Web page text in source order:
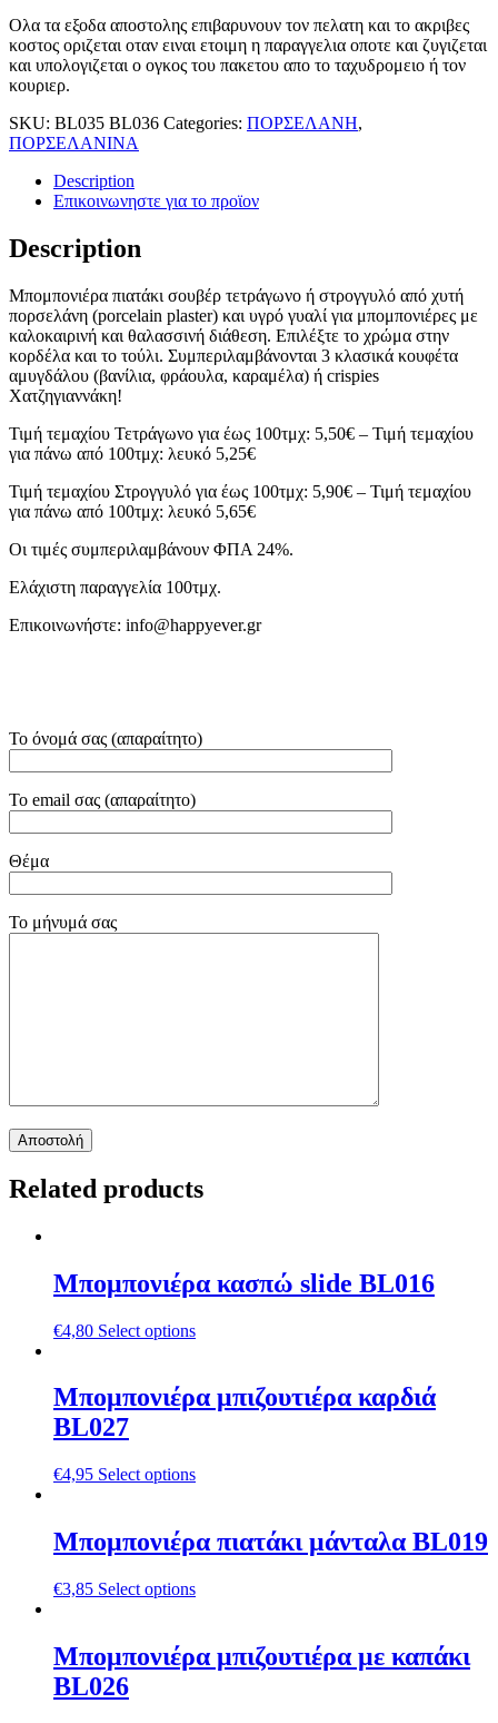
Ολα τα εξοδα αποστολης επιβαρυνουν τον πελατη και το ακριβες
κοστος οριζεται οταν ειναι ετοιμη η παραγγελια οποτε και ζυγιζεται
και υπολογιζεται ο ογκος του πακετου απο το ταχυδρομειο ή τον
κουριερ.
SKU: BL035 BL036 Categories: ΠΟΡΣΕΛΑΝΗ,
ΠΟΡΣΕΛΑΝΙΝΑ
Description
Επικοινωνηστε για το προϊoν
Description
Μπομπονιέρα πιατάκι σουβέρ τετράγωνο ή στρογγυλό από χυτή
πορσελάνη (porcelain plaster) και υγρό γυαλί για μπομπονιέρες με
καλοκαιρινή και θαλασσινή διάθεση. Επιλέξτε το χρώμα στην
κορδέλα και το τούλι. Συμπεριλαμβάνονται 3 κλασικά κουφέτα
αμυγδάλου (βανίλια, φράουλα, καραμέλα) ή crispies
Χατζηγιαννάκη!
Τιμή τεμαχίου Τετράγωνο για έως 100τμχ: 5,50€ – Τιμή τεμαχίου
για πάνω από 100τμχ: λευκό 5,25€
Τιμή τεμαχίου Στρογγυλό για έως 100τμχ: 5,90€ – Τιμή τεμαχίου
για πάνω από 100τμχ: λευκό 5,65€
Οι τιμές συμπεριλαμβάνουν ΦΠΑ 24%.
Ελάχιστη παραγγελία 100τμχ.
Επικοινωνήστε: info@happyever.gr
Το όνομά σας (απαραίτητο)
Το email σας (απαραίτητο)
Θέμα
Το μήνυμά σας
Related products
Μπομπονιέρα κασπώ slide BL016
€4,80 Select options
Μπομπονιέρα μπιζουτιέρα καρδιά
BL027
€4,95 Select options
Μπομπονιέρα πιατάκι μάνταλα BL019
€3,85 Select options
Μπομπονιέρα μπιζουτιέρα με καπάκι
BL026